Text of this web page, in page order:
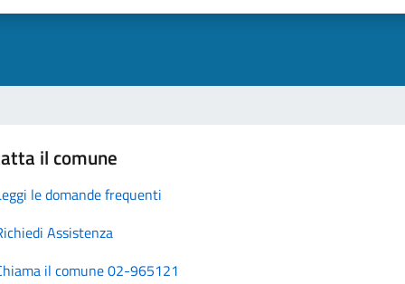
il comune
le domande frequenti
Assistenza
il comune 02-965121